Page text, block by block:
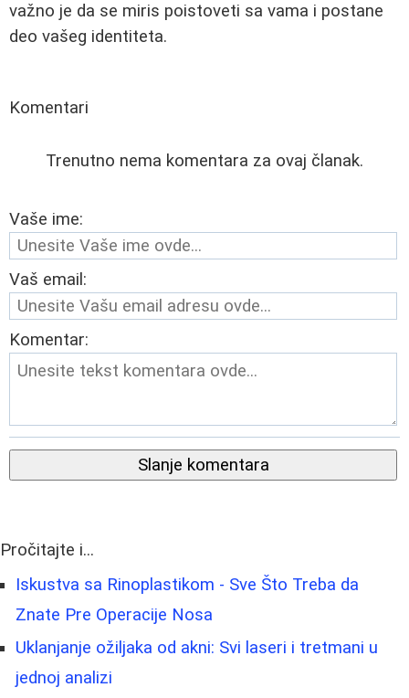
važno je da se miris poistoveti sa vama i postane
deo vašeg identiteta.
Komentari
Trenutno nema komentara za ovaj članak.
Vaše ime:
Vaš email:
Komentar:
Slanje komentara
Pročitajte i...
Iskustva sa Rinoplastikom - Sve Što Treba da
Znate Pre Operacije Nosa
Uklanjanje ožiljaka od akni: Svi laseri i tretmani u
jednoj analizi